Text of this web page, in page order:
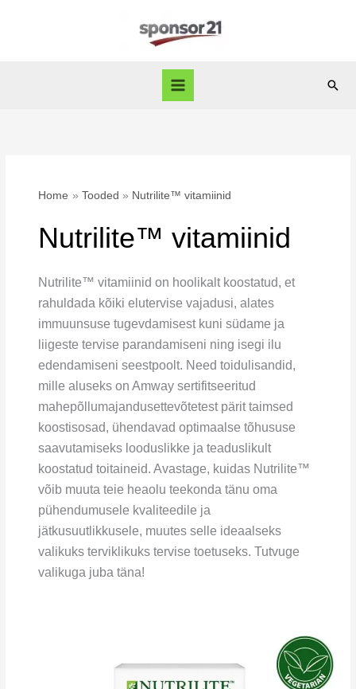
Home Tooded Nutrilite™ vitamiinid
Nutrilite™ vitamiinid
Nutrilite™ vitamiinid on hoolikalt koostatud, et
rahuldada kõiki elutervise vajadusi, alates
immuunsuse tugevdamisest kuni südame ja
liigeste tervise parandamiseni ning isegi ilu
edendamiseni seestpoolt. Need toidulisandid,
mille aluseks on Amway sertifitseeritud
mahepõllumajandusettevõtetest pärit taimsed
koostisosad, ühendavad optimaalse tõhususe
saavutamiseks looduslikke ja teaduslikult
koostatud toitaineid. Avastage, kuidas Nutrilite™
võib muuta teie heaolu teekonda tänu oma
pühendumusele kvaliteedile ja
jätkusuutlikkusele, muutes selle ideaalseks
valikuks terviklikuks tervise toetuseks. Tutvuge
valikuga juba täna!
tselluloosiga